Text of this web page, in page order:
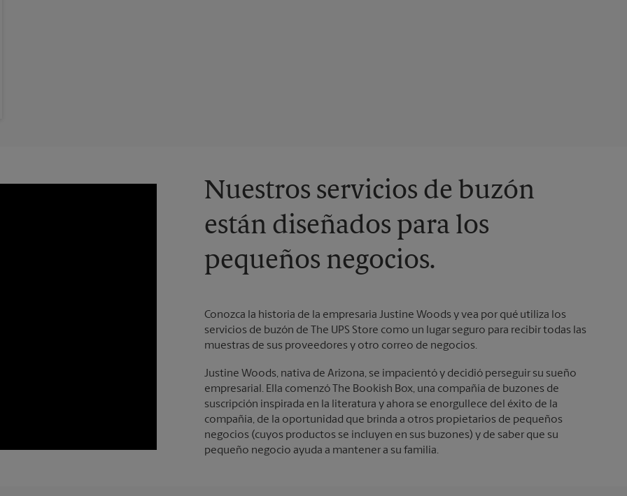
Nuestros servicios de buzón
están diseñados para los
pequeños negocios.
Conozca la historia de la empresaria Justine Woods y vea por qué utiliza los
servicios de buzón de The UPS Store como un lugar seguro para recibir todas las
muestras de sus proveedores y otro correo de negocios.
Justine Woods, nativa de Arizona, se impacientó y decidió perseguir su sueño
empresarial. Ella comenzó The Bookish Box, una compañía de buzones de
suscripción inspirada en la literatura y ahora se enorgullece del éxito de la
compañía, de la oportunidad que brinda a otros propietarios de pequeños
negocios (cuyos productos se incluyen en sus buzones) y de saber que su
pequeño negocio ayuda a mantener a su familia.